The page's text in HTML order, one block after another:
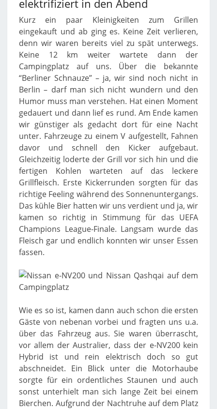
elektrifiziert in den Abend
Kurz ein paar Kleinigkeiten zum Grillen
eingekauft und ab ging es. Keine Zeit verlieren,
denn wir waren bereits viel zu spät unterwegs.
Keine 12 km weiter wartete dann der
Campingplatz auf uns. Über die bekannte
“Berliner Schnauze” – ja, wir sind noch nicht in
Berlin – darf man sich nicht wundern und den
Humor muss man verstehen. Hat einen Moment
gedauert und dann lief es rund. Am Ende kamen
wir günstiger als gedacht dort für eine Nacht
unter. Fahrzeuge zu einem V aufgestellt, Fahnen
davor und schnell den Kicker aufgebaut.
Gleichzeitig loderte der Grill vor sich hin und die
fertigen Kohlen warteten auf das leckere
Grillfleisch. Erste Kickerrunden sorgten für das
richtige Feeling während des Sonnenuntergangs.
Das kühle Bier hatten wir uns verdient und ja, wir
kamen so richtig in Stimmung für das UEFA
Champions League-Finale. Langsam wurde das
Fleisch gar und endlich konnten wir unser Essen
fassen.
Wie es so ist, kamen dann auch schon die ersten
Gäste von nebenan vorbei und fragten uns u.a.
über das Fahrzeug aus. Sie waren überrascht,
vor allem der Australier, dass der e-NV200 kein
Hybrid ist und rein elektrisch doch so gut
abschneidet. Ein Blick unter die Motorhaube
sorgte für ein ordentliches Staunen und auch
sonst unterhielt man sich lange Zeit bei einem
Bierchen. Aufgrund der Nachtruhe auf dem Platz